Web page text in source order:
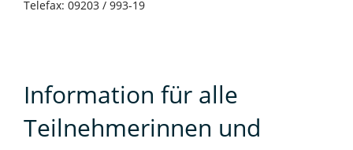
Telefax: 09203 / 993-19
Information für alle
Teilnehmerinnen und